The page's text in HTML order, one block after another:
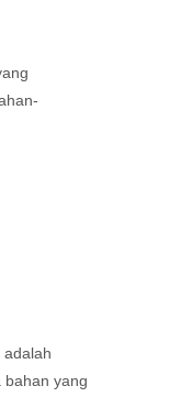
bahan yang